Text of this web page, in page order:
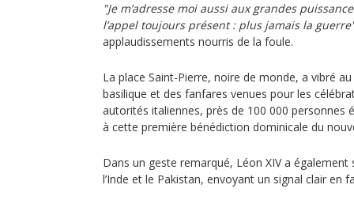
"Je m’adresse moi aussi aux grandes
l’appel toujours présent : plus jamais la
applaudissements nourris de la foule.
La place Saint-Pierre, noire de monde, a vibré
basilique et des fanfares venues pour les
autorités italiennes, près de 100 000 personnes
à cette première bénédiction dominicale du
Dans un geste remarqué, Léon XIV a
l’Inde et le Pakistan, envoyant un signal clair en